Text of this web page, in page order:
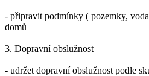
- připravit podmínky ( pozemky,
domů
3. Dopravní obslužnost
- udržet dopravní obslužnost podle